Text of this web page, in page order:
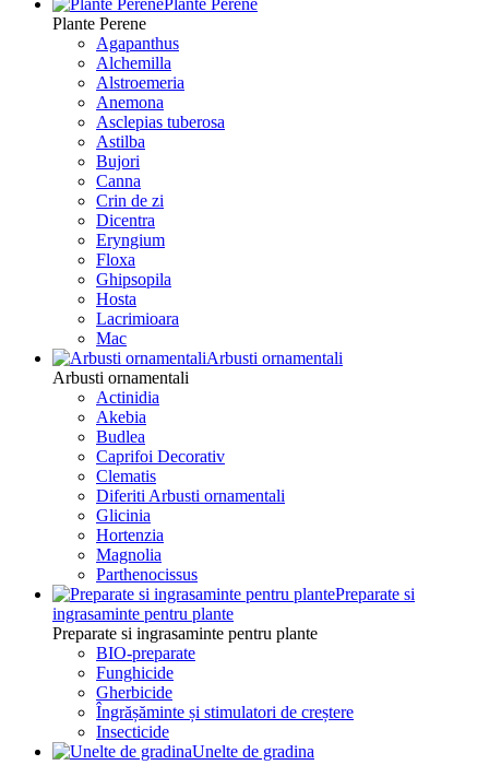
Plante Perene
Plante Perene
Agapanthus
Alchemilla
Alstroemeria
Anemona
Asclepias tuberosa
Astilba
Bujori
Canna
Crin de zi
Dicentra
Eryngium
Floxa
Ghipsopila
Hosta
Lacrimioara
Mac
Arbusti ornamentali
Arbusti ornamentali
Actinidia
Akebia
Budlea
Caprifoi Decorativ
Clematis
Diferiti Arbusti ornamentali
Glicinia
Hortenzia
Magnolia
Parthenocissus
Preparate si
ingrasaminte pentru plante
Preparate si ingrasaminte pentru plante
BIO-preparate
Funghicide
Gherbicide
Îngrășăminte și stimulatori de creștere
Insecticide
Unelte de gradina